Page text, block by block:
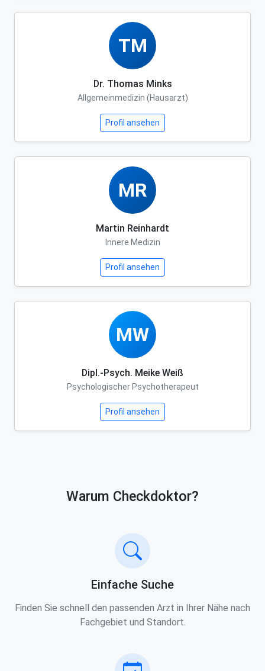
TM
Dr. Thomas Minks
Allgemeinmedizin (Hausarzt)
Profil ansehen
MR
Martin Reinhardt
Innere Medizin
Profil ansehen
MW
Dipl.-Psych. Meike Weiß
Psychologischer Psychotherapeut
Profil ansehen
Warum Checkdoktor?
Einfache Suche
Finden Sie schnell den passenden Arzt in Ihrer Nähe nach
Fachgebiet und Standort.